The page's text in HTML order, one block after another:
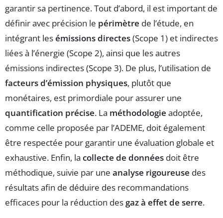
garantir sa pertinence. Tout d’abord, il est important de
définir avec précision le périmètre de l’étude, en
intégrant lesémissions directes(Scope 1) et indirectes
liées à l’énergie (Scope 2), ainsi que les autres
émissions indirectes (Scope 3). De plus, l’utilisation de
facteurs d’émission physiques, plutôt que
monétaires, est primordiale pour assurer une
quantification précise. La méthodologie adoptée,
comme celle proposée par l’ADEME, doit également
être respectée pour garantir une évaluation globale et
exhaustive. Enfin, la collecte de données doit être
méthodique, suivie par une analyse rigoureuse des
résultats afin de déduire des recommandations
efficaces pour la réduction des gaz à effet de serre.